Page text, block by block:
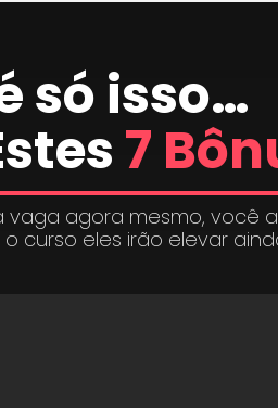
só isso…
7
vaga agora mesmo, você
curso eles irão elevar